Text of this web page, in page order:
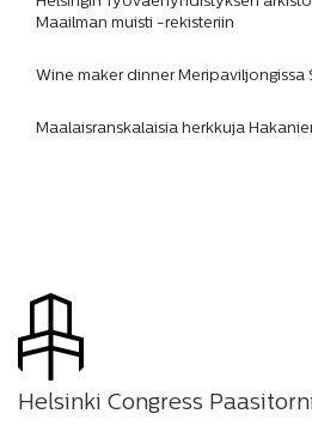
Maailman muisti -rekisteriin
Wine maker dinner Meripaviljongissa
Maalaisranskalaisia herkkuja
Helsinki Congress